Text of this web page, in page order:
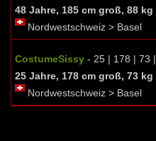
48 Jahre, 185 cm groß, 88 kg
Nordwestschweiz > Basel
CostumeSissy - 25 | 178 | 73 |
25 Jahre, 178 cm groß, 73 kg
Nordwestschweiz > Basel